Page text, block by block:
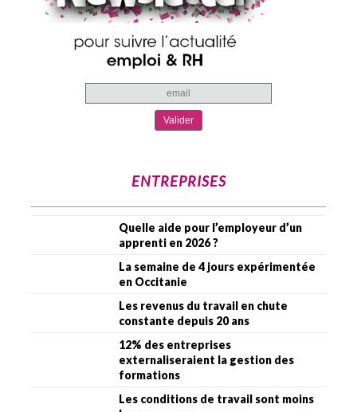
ENTREPRISES
Quelle aide pour l’employeur d’un
apprenti en 2026 ?
La semaine de 4 jours expérimentée
en Occitanie
Les revenus du travail en chute
constante depuis 20 ans
12% des entreprises
externaliseraient la gestion des
formations
Les conditions de travail sont moins